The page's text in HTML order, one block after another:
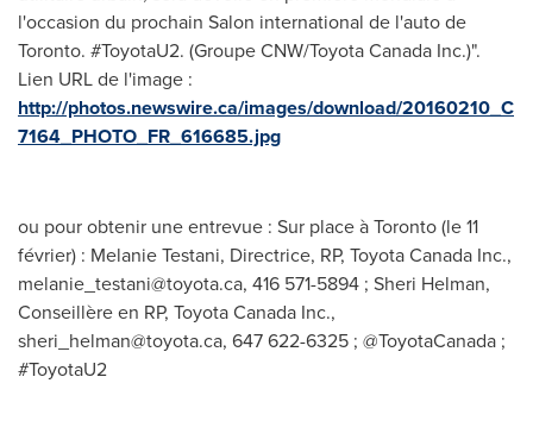
l'occasion du prochain Salon international de l'auto de
Toronto. #ToyotaU2. (Groupe CNW/Toyota Canada Inc.)".
Lien URL de l'image :
http://photos.newswire.ca/images/download/20160210_C
7164_PHOTO_FR_616685.jpg
ou pour obtenir une entrevue : Sur place à Toronto (le 11
février) : Melanie Testani, Directrice, RP, Toyota Canada Inc.,
melanie_testani@toyota.ca, 416 571-5894 ; Sheri Helman,
Conseillère en RP, Toyota Canada Inc.,
sheri_helman@toyota.ca, 647 622-6325 ; @ToyotaCanada ;
#ToyotaU2